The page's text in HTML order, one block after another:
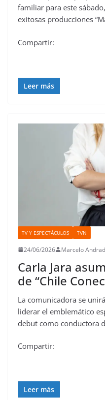
familiar para este
exitosas producciones
Compartir:
Leer más
TV Y ESPECTÁCULOS TVN
24/06/2026 Marcelo
Carla Jara
de “Chile
La comunicadora se
liderar el emblemático
debut como conductora
Compartir:
Leer más